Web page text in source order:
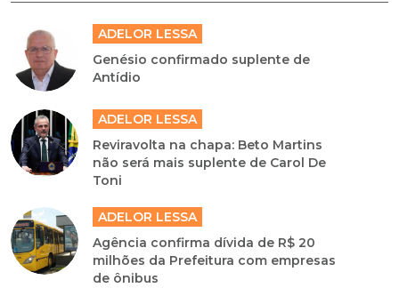
ADELOR LESSA
Genésio confirmado suplente de
Antídio
ADELOR LESSA
Reviravolta na chapa: Beto Martins
não será mais suplente de Carol De
Toni
ADELOR LESSA
Agência confirma dívida de R$ 20
milhões da Prefeitura com empresas
de ônibus